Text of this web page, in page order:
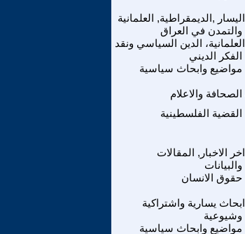
اليسار ,الديمقراطية, العلمانية
والتمدن في العراق
العلمانية، الدين السياسي ونقد
الفكر الديني
مواضيع وابحاث سياسية
الصحافة والاعلام
القضية الفلسطينية
اخر الاخبار, المقالات
والبيانات
حقوق الانسان
ابحاث يسارية واشتراكية
وشيوعية
مواضيع وابحاث سياسية